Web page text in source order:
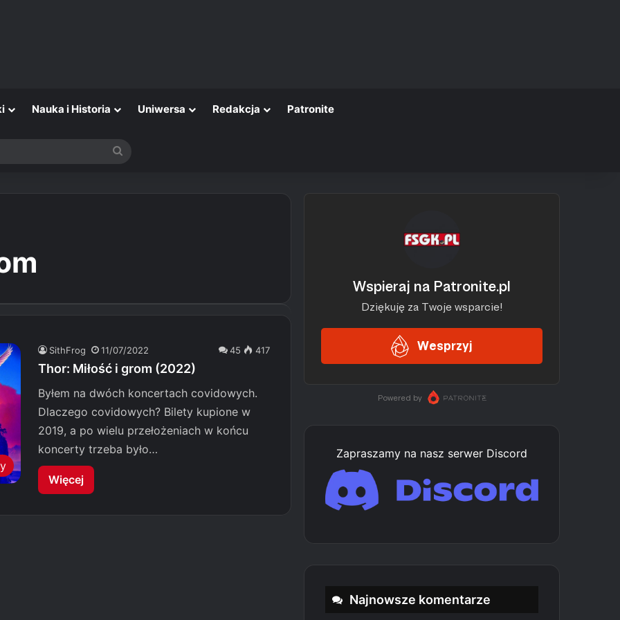
Nauka i Historia Uniwersa Redakcja Patronite
SithFrog 11/07/2022 45 417
Thor: Miłość i grom (2022)
Byłem na dwóch koncertach covidowych.
Dlaczego covidowych? Bilety kupione w
2019, a po wielu przełożeniach w końcu
koncerty trzeba było…
Więcej
Zapraszamy na nasz serwer Discord
Najnowsze komentarze